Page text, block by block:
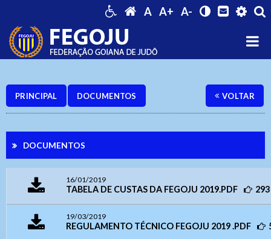
A A+ A-
PRINCIPAL DOCUMENTOS VOLTAR
DOCUMENTOS
16/01/2019
TABELA DE CUSTAS DA FEGOJU 2019.PDF 293
19/03/2019
REGULAMENTO TÉCNICO FEGOJU 2019 .PDF